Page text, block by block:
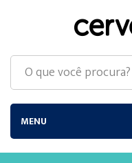
MENU